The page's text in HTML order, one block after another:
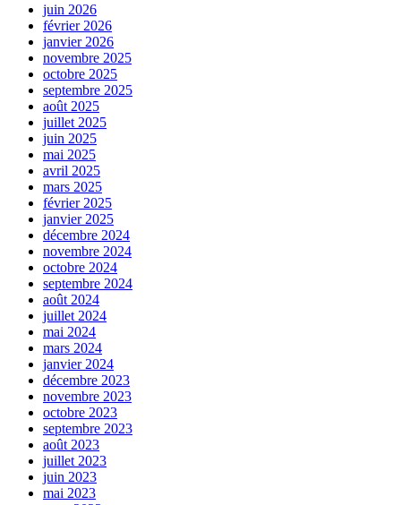
juin 2026
février 2026
janvier 2026
novembre 2025
octobre 2025
septembre 2025
août 2025
juillet 2025
juin 2025
mai 2025
avril 2025
mars 2025
février 2025
janvier 2025
décembre 2024
novembre 2024
octobre 2024
septembre 2024
août 2024
juillet 2024
mai 2024
mars 2024
janvier 2024
décembre 2023
novembre 2023
octobre 2023
septembre 2023
août 2023
juillet 2023
juin 2023
mai 2023